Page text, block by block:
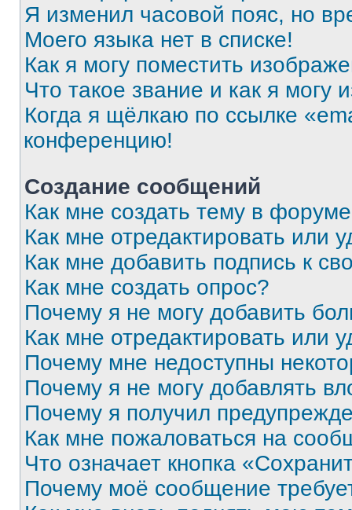
Я изменил часовой пояс, но
Моего языка нет в списке!
Как я могу поместить
Что такое звание и как я могу
Когда я щёлкаю по ссылке
конференцию!
Создание сообщений
Как мне создать тему в
Как мне отредактировать или
Как мне добавить подпись к
Как мне создать опрос?
Почему я не могу добавить
Как мне отредактировать или
Почему мне недоступны
Почему я не могу добавлять
Почему я получил
Как мне пожаловаться на
Что означает кнопка
Почему моё сообщение